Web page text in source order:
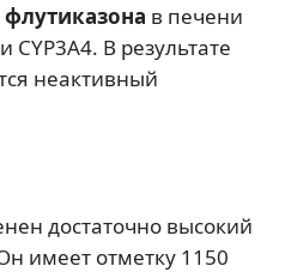
флутиказона в печени
CYP3A4. В результате
неактивный
достаточно высокий
имеет отметку 1150